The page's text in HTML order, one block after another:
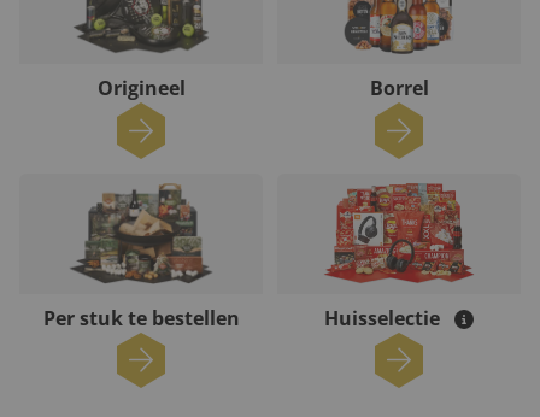
Origineel Borrel
Per stuk te bestellen Huisselectie